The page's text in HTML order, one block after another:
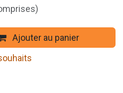
Ajouter au panier